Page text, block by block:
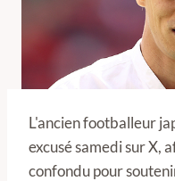
L'ancien footballeur
excusé samedi sur X,
confondu pour